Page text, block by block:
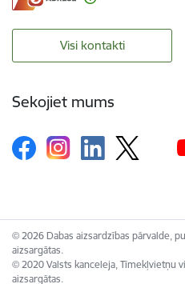
Visi kontakti
Sekojiet mums
© 2026 Dabas aizsardzības pārvalde,
aizsargātas.
© 2020 Valsts kanceleja, Tīmekļvietņu
aizsargātas.